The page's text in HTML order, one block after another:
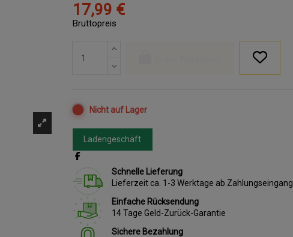
17,99 €
Bruttopreis
Nicht auf Lager
Ladengeschäft
Schnelle Lieferung
Lieferzeit ca. 1-3 Werktage ab Zahlungseingang
Einfache Rücksendung
14 Tage Geld-Zurück-Garantie
Sichere Bezahlung